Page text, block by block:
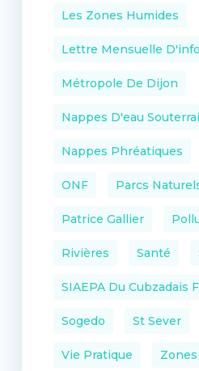
Les Zones Humides
Lettre Mensuelle
Métropole De Dijon
Nappes D'eau
Nappes Phréatiques
ONF Parcs
Patrice Gallier
Rivières Santé
SIAEPA Du Cubzadais
Sogedo St Sever
Vie Pratique